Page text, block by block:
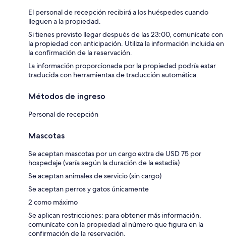
El personal de recepción recibirá a los huéspedes cuando
lleguen a la propiedad.
Si tienes previsto llegar después de las 23:00, comunícate con
la propiedad con anticipación. Utiliza la información incluida en
la confirmación de la reservación.
La información proporcionada por la propiedad podría estar
traducida con herramientas de traducción automática.
Métodos de ingreso
Personal de recepción
Mascotas
Se aceptan mascotas por un cargo extra de USD 75 por
hospedaje (varía según la duración de la estadía)
Se aceptan animales de servicio (sin cargo)
Se aceptan perros y gatos únicamente
2 como máximo
Se aplican restricciones: para obtener más información,
comunícate con la propiedad al número que figura en la
confirmación de la reservación.